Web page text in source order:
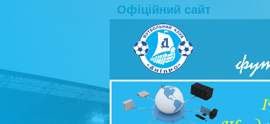
Офіційний сайт